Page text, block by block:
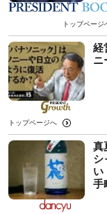
トップページ
経
ニ
トップページへ
真
シ
い
手